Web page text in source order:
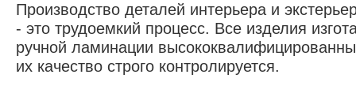
Производство деталей интерьера и
- это трудоемкий процесс. Все изделия
ручной ламинации
их качество строго контролируется.